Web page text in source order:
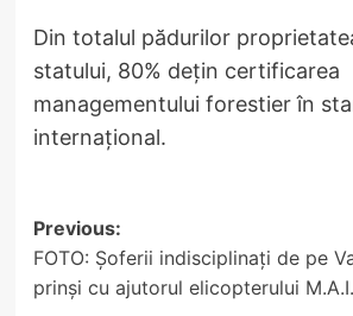
Din totalul pădurilor
statului, 80% dețin certificarea
managementului forestier în
internațional.
Post
navigation
Previous:
FOTO: Șoferii indisciplinați de pe
prinși cu ajutorul elicopterului M.A.I.